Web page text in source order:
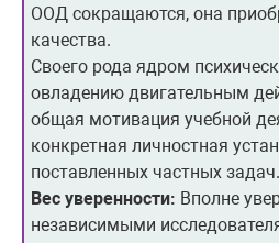
ООД сокращаются, она
качества.
Своего рода ядром
овладе­нию двигательным
общая мотивация учебной
конкретная личностная
поставленных частных задач.
Вес уверенности: Вполне
независимыми